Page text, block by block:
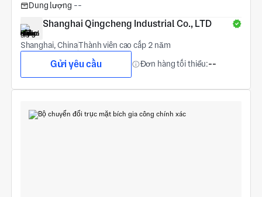
Dung lượng --
Shanghai Qingcheng Industrial Co., LTD
Shanghai, ChinaThành viên cao cấp 2 năm
Gửi yêu cầu Đơn hàng tối thiểu:--